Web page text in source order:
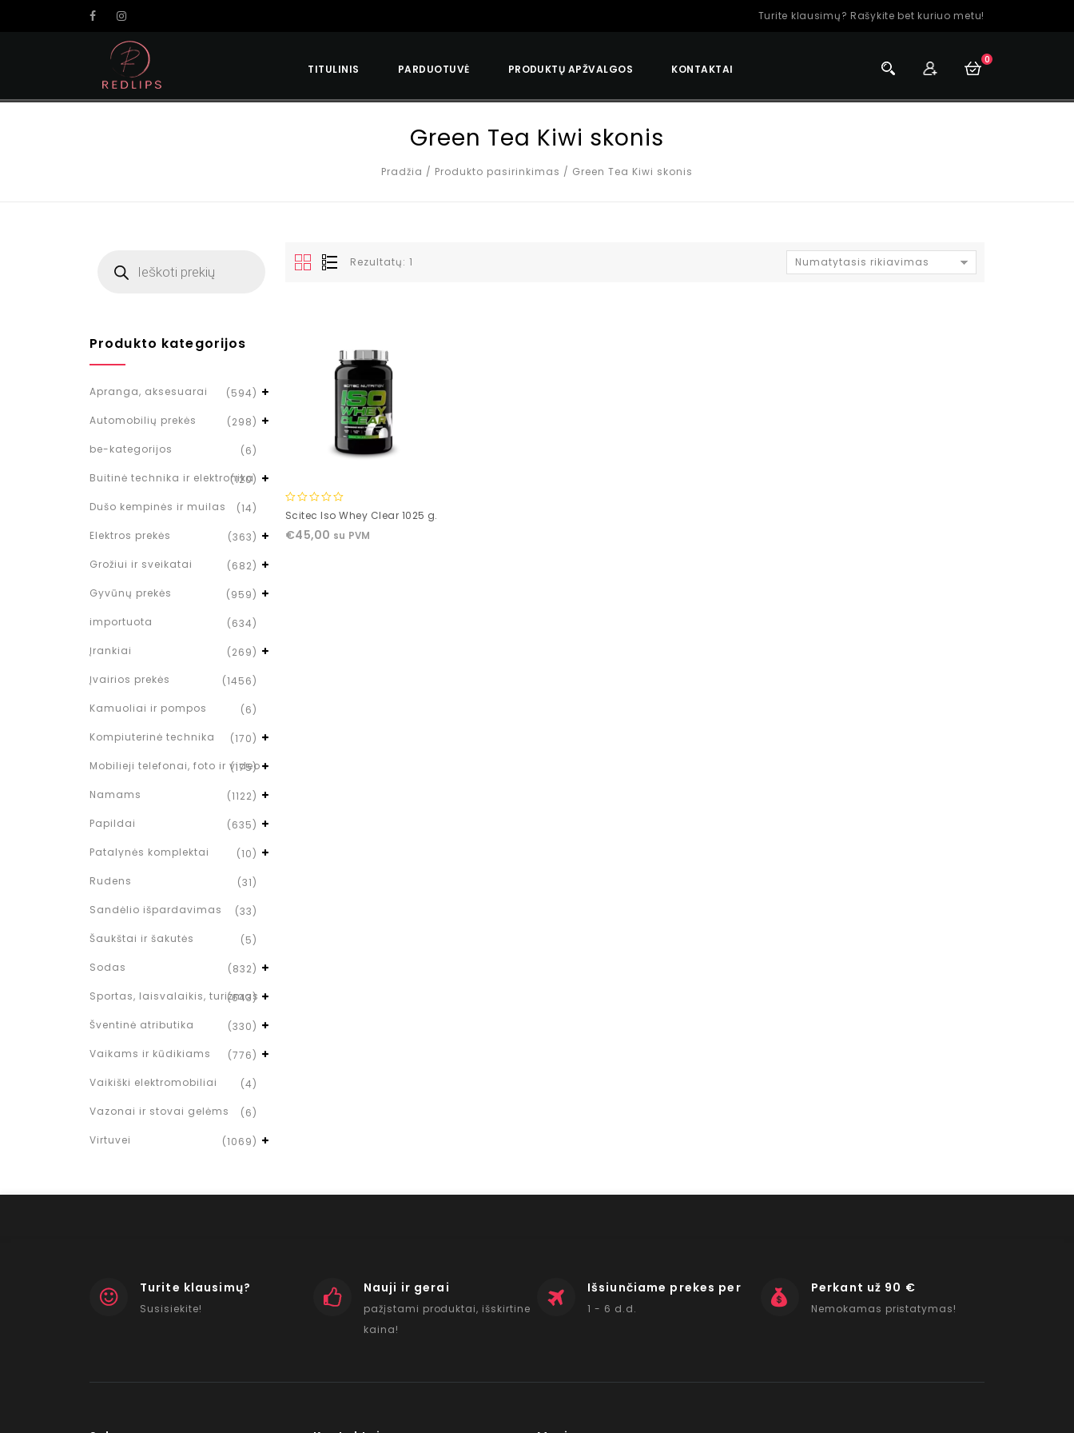
Turite klausimų? Rašykite bet kuriuo metu!
TITULINIS PARDUOTUVĖ PRODUKTŲ APŽVALGOS KONTAKTAI
0
Green Tea Kiwi skonis
Pradžia / Produkto pasirinkimas / Green Tea Kiwi skonis
Rezultatų: 1 Numatytasis rikiavimas
0
of
Scitec Iso Whey Clear 1025 g.
€45,00 su PVM
Produkto kategorijos
Apranga, aksesuarai
(594)
Automobilių prekės
(298)
be-kategorijos
(6)
Buitinė technika ir elektronika
(120)
Dušo kempinės ir muilas
(14)
Elektros prekės
(363)
Grožiui ir sveikatai
(682)
Gyvūnų prekės
(959)
importuota
(634)
Įrankiai
(269)
Įvairios prekės
(1456)
Kamuoliai ir pompos
(6)
Kompiuterinė technika
(170)
Mobilieji telefonai, foto ir video
(175)
Namams
(1122)
Papildai
(635)
Patalynės komplektai
(10)
Rudens
(31)
Sandėlio išpardavimas
(33)
Šaukštai ir šakutės
(5)
Sodas
(832)
Sportas, laisvalaikis, turizmas
(643)
Šventinė atributika
(330)
Vaikams ir kūdikiams
(776)
Vaikiški elektromobiliai
(4)
Vazonai ir stovai gelėms
(6)
Virtuvei
(1069)
Turite klausimų?
Susisiekite!
Nauji ir gerai
pažįstami produktai, išskirtine
kaina!
Išsiunčiame prekes per
1 - 6 d.d.
Perkant už 90 €
Nemokamas pristatymas!